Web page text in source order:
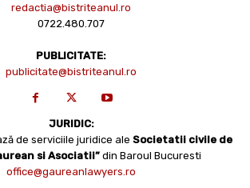
redactia@bistriteanul.ro
0722.480.707
PUBLICITATE:
publicitate@bistriteanul.ro
JURIDIC:
de serviciile juridice ale Societatii civile de
si Asociatii” din Baroul Bucuresti
office@gaureanlawyers.ro